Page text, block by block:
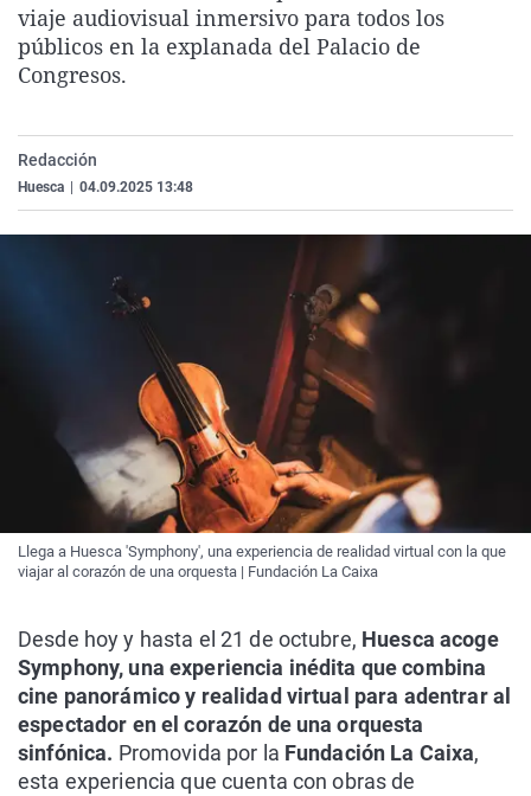
La rosa de los vientos
Gente viajera
Caso
Retornados
Operación Viuda
Extremadura
Galicia
Navarra
Virales
Televisión
viaje audiovisual inmersivo para todos los
públicos en la explanada del Palacio de
Congresos.
Redacción
Huesca 04.09.2025 13:48
Llega a Huesca 'Symphony', una experiencia de realidad virtual con la que
viajar al corazón de una orquesta | Fundación La Caixa
Desde hoy y hasta el 21 de octubre, Huesca acoge
Symphony, una experiencia inédita que combina
cine panorámico y realidad virtual para adentrar al
espectador en el corazón de una orquesta
sinfónica. Promovida por la Fundación La Caixa,
esta experiencia que cuenta con obras de